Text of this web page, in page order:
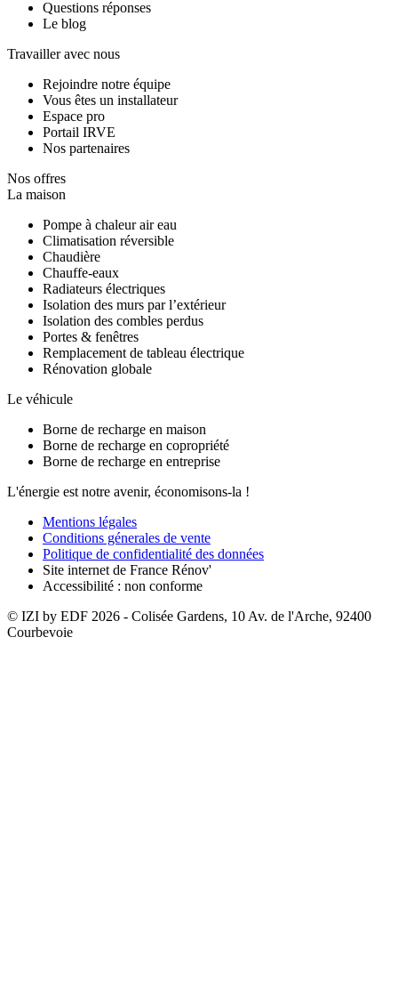
Questions réponses
Le blog
Travailler avec nous
Rejoindre notre équipe
Vous êtes un installateur
Espace pro
Portail IRVE
Nos partenaires
Nos offres
La maison
Pompe à chaleur air eau
Climatisation réversible
Chaudière
Chauffe-eaux
Radiateurs électriques
Isolation des murs par l’extérieur
Isolation des combles perdus
Portes & fenêtres
Remplacement de tableau électrique
Rénovation globale
Le véhicule
Borne de recharge en maison
Borne de recharge en copropriété
Borne de recharge en entreprise
L'énergie est notre avenir, économisons-la !
Mentions légales
Conditions génerales de vente
Politique de confidentialité des données
Site internet de France Rénov'
Accessibilité : non conforme
© IZI by EDF 2026 - Colisée Gardens, 10 Av. de l'Arche, 92400
Courbevoie